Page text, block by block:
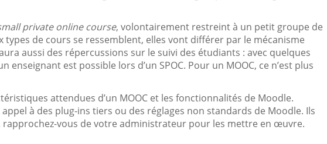
private online course, volontairement restreint à un petit groupe de
types de cours se ressemblent, elles vont différer par le mécanisme
aussi des répercussions sur le suivi des étudiants : avec quelques
enseignant est possible lors d’un SPOC. Pour un MOOC, ce n’est plus
attendues d’un MOOC et les fonctionnalités de Moodle.
à des plug-ins tiers ou des réglages non standards de Moodle. Ils
vous de votre administrateur pour les mettre en œuvre.